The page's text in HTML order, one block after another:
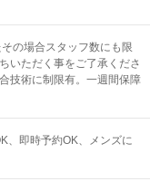
の場合スタッフ数にも限
いただく事をご了承くださ
技術に制限有。一週間保障
即時予約OK
メンズに